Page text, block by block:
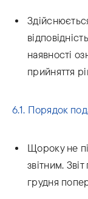
наявності
прийняття
6.1. Порядок
Щороку не
звітним.
грудня